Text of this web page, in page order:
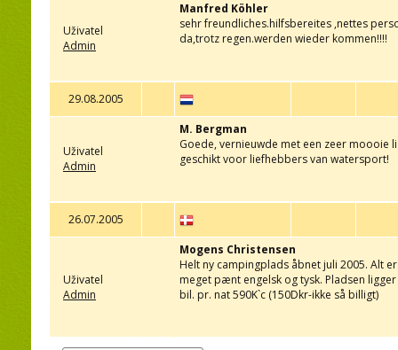
Uživatel
Admin
Manfred Köhler
sehr freundliches.hilfsbereites ,nettes
da,trotz regen.werden wieder kommen!!!!
29.08.2005
Uživatel
Admin
M. Bergman
Goede, vernieuwde met een zeer moooie
geschikt voor liefhebbers van watersport!
26.07.2005
Uživatel
Admin
Mogens Christensen
Helt ny campingplads åbnet juli 2005. Alt
meget pænt engelsk og tysk. Pladsen
bil. pr. nat 590K`c (150Dkr-ikke så billigt)